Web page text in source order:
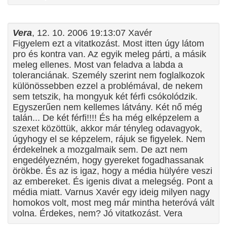
Vera, 12. 10. 2006 19:13:07 Xavér
Figyelem ezt a vitatkozást. Most itten úgy látom
pro és kontra van. Az egyik meleg párti, a másik
meleg ellenes. Most van feladva a labda a
toleranciának. Személy szerint nem foglalkozok
különössebben ezzel a problémával, de nekem
sem tetszik, ha mongyuk két férfi csókolódzik.
Egyszerűen nem kellemes látvány. Két nő még
talán... De két férfi!!!! És ha még elképzelem a
szexet közöttük, akkor már tényleg odavagyok,
úgyhogy el se képzelem, rájuk se figyelek. Nem
érdekelnek a mozgalmaik sem. De azt nem
engedélyezném, hogy gyereket fogadhassanak
örökbe. És az is igaz, hogy a média hülyére veszi
az embereket. És igenis divat a melegség. Pont a
média miatt. Varnus Xavér egy ideig milyen nagy
homokos volt, most meg már mintha heteróvá vált
volna. Érdekes, nem? Jó vitatkozást. Vera